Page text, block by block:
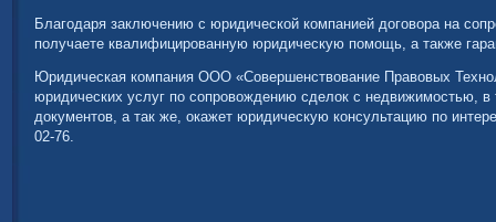
Благодаря заключению с юридической компанией договора на
получаете квалифицированную юридическую помощь, а также
Юридическая компания ООО «Совершенствование Правовых
юридических услуг по сопровождению сделок с недвижимостью, в
документов, а так же, окажет юридическую консультацию по
02-76.